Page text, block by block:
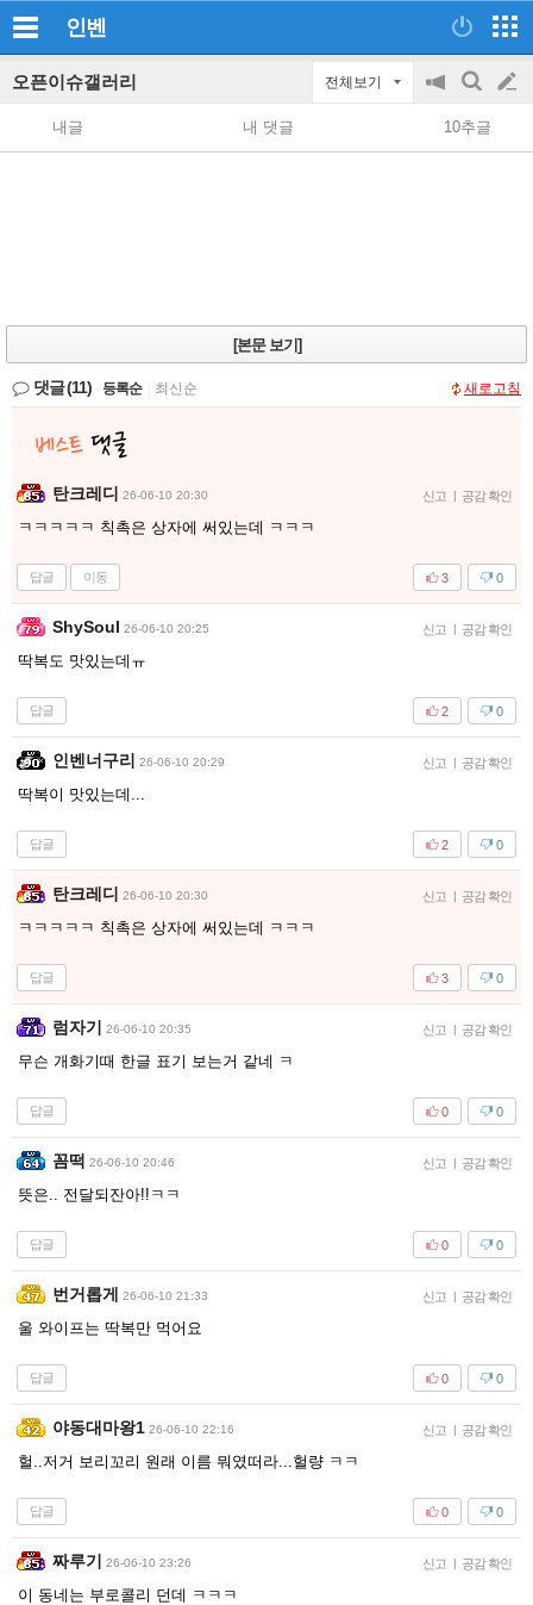
인벤
오픈이슈갤러리 전체보기
공
지
on/off
검
색
글
쓰
내글 내 댓글 10추글
[본문 보기]
댓글(11) 등록순 최신순 새로고침
탄크레디 26-06-10 20:30 신고 | 공감 확인
ㅋㅋㅋㅋㅋ 칙촉은 상자에 써있는데 ㅋㅋㅋ
답글 이동 0
3
ShySoul 26-06-10 20:25 신고 | 공감 확인
딱복도 맛있는데ㅠ
답글 0
2
인벤너구리 26-06-10 20:29 신고 | 공감 확인
딱복이 맛있는데...
답글 0
2
탄크레디 26-06-10 20:30 신고 | 공감 확인
ㅋㅋㅋㅋㅋ 칙촉은 상자에 써있는데 ㅋㅋㅋ
답글 0
3
럼자기 26-06-10 20:35 신고 | 공감 확인
무슨 개화기때 한글 표기 보는거 같네 ㅋ
답글 0
0
꼼떡 26-06-10 20:46 신고 | 공감 확인
뜻은.. 전달되잔아!!ㅋㅋ
답글 0
0
번거롭게 26-06-10 21:33 신고 | 공감 확인
울 와이프는 딱복만 먹어요
답글 0
0
야동대마왕1 26-06-10 22:16 신고 | 공감 확인
헐..저거 보리꼬리 원래 이름 뭐였떠라...헐량 ㅋㅋ
답글 0
0
짜루기 26-06-10 23:26 신고 | 공감 확인
이 동네는 부로콜리 던데 ㅋㅋㅋ